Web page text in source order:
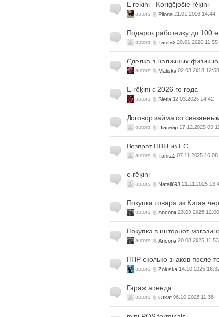
E rekini - Koriģējošie rēķini
autors Pilona 21.01.2026 14:44
Подарок работнику до 100
autors Tanita2 20.01.2026 11:55
Сделка в наличных физик-
autors Maliska 02.08.2018 12:58
E-rēķini с 2026-го года
autors Sletla 12.03.2025 14:42
Договор займа со
autors Hiapeap 17.12.2025
Возврат ПВН из ЕС
autors Tanita2 07.11.2025 16:08
e-rēķini
autors Natali693 21.11.2025
Покупка товара из Китая
autors Ancona 23.09.2025 12:00
Покупка в интернет
autors Ancona 20.08.2025 11:53
ППР сколько знаков после
autors Zoluska 14.10.2025
Гараж аренда
autors Otkat 06.10.2025 11:38